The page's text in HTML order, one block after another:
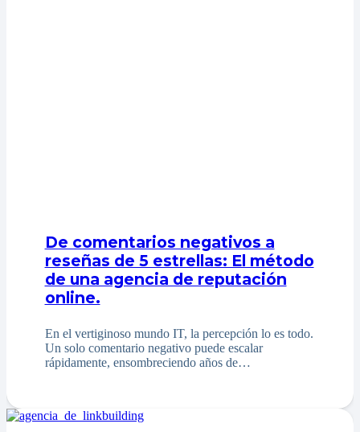
De comentarios negativos a
reseñas de 5 estrellas: El método
de una agencia de reputación
online.
En el vertiginoso mundo IT, la percepción lo es todo.
Un solo comentario negativo puede escalar
rápidamente, ensombreciendo años de…